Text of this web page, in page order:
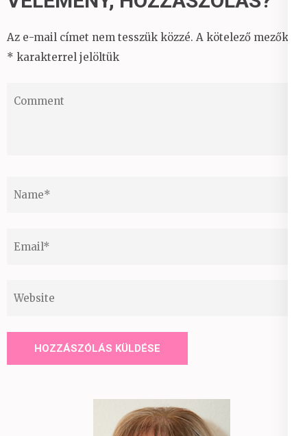
Az e-mail címet nem tesszük közzé. A kötelező mezőket
* karakterrel jelöltük